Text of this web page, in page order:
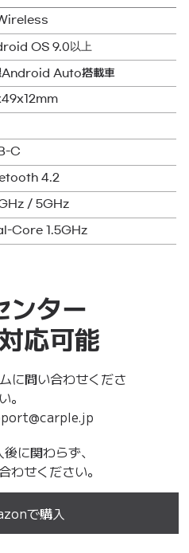
で購入
OS 9.0 以上
Android Auto搭載車
C
4.2
/ 5GHz
Core 1.5GHz
ンター
応可能
に問い合わせくださ
い。
に関わらず、
わせください。